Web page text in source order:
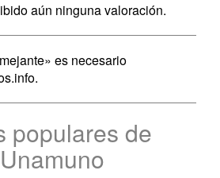
aún ninguna valoración.
es necesario
populares de